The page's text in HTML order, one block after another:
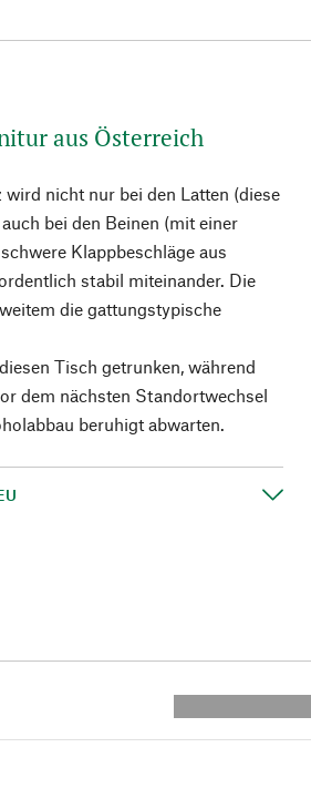
aus Österreich
nicht nur bei den Latten (diese
bei den Beinen (mit einer
Klappbeschläge aus
stabil miteinander. Die
die gattungstypische
Tisch getrunken, während
dem nächsten Standortwechsel
beruhigt abwarten.